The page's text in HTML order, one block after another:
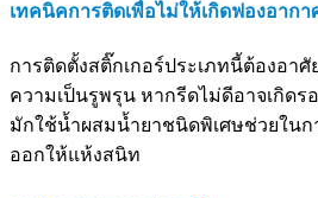
เทคนิคการติดเพื่อไม่ให้เกิดฟองอากา
การติดตั้งสติ๊กเกอร์ประเภทนี้ต้องอา
ความเป็นรูพรุน หากรีดไม่ดีอาจเกิดร
มักใช้น้ำผสมน้ำยาชนิดพิเศษช่วยใน
ออกให้แห้งสนิท